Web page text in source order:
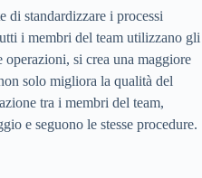
di standardizzare i processi
i membri del team utilizzano gli
operazioni, si crea una maggiore
solo migliora la qualità del
tra i membri del team,
e seguono le stesse procedure.